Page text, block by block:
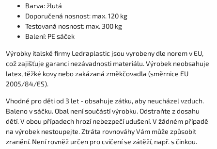
Barva: žlutá
Doporučená nosnost: max. 120 kg
Testovaná nosnost: max. 300 kg
Balení: PE sáček
Výrobky italské firmy Ledraplastic jsou vyrobeny dle norem v EU,
což zajišťuje garanci nezávadnosti materiálu. Výrobek neobsahuje
latex, těžké kovy nebo zakázaná změkčovadla (směrnice EU
2005/84/ES).
Vhodné pro děti od 3 let - obsahuje zátku, aby neucházel vzduch.
Baleno v sáčku. Obal není součástí výrobku. Odstraňte z dosahu
dětí. V obou případech hrozí nebezpečí udušení. V žádném případě
na výrobek nestoupejte. Ztráta rovnováhy Vám může způsobit
zranění. Není rovněž určen pro cvičení se zátěží, např. s činkou.